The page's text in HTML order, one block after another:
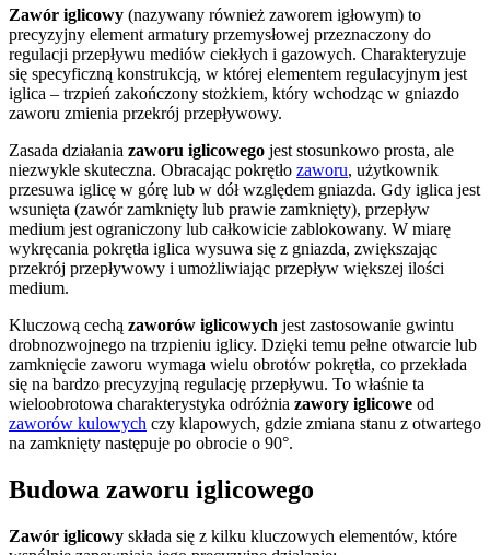
Zawór iglicowy (nazywany również zaworem igłowym) to
precyzyjny element armatury przemysłowej przeznaczony do
regulacji przepływu mediów ciekłych i gazowych. Charakteryzuje
się specyficzną konstrukcją, w której elementem regulacyjnym jest
iglica – trzpień zakończony stożkiem, który wchodząc w gniazdo
zaworu zmienia przekrój przepływowy.
Zasada działania zaworu iglicowego jest stosunkowo prosta, ale
niezwykle skuteczna. Obracając pokrętło zaworu, użytkownik
przesuwa iglicę w górę lub w dół względem gniazda. Gdy iglica jest
wsunięta (zawór zamknięty lub prawie zamknięty), przepływ
medium jest ograniczony lub całkowicie zablokowany. W miarę
wykręcania pokrętła iglica wysuwa się z gniazda, zwiększając
przekrój przepływowy i umożliwiając przepływ większej ilości
medium.
Kluczową cechą zaworów iglicowych jest zastosowanie gwintu
drobnozwojnego na trzpieniu iglicy. Dzięki temu pełne otwarcie lub
zamknięcie zaworu wymaga wielu obrotów pokrętła, co przekłada
się na bardzo precyzyjną regulację przepływu. To właśnie ta
wieloobrotowa charakterystyka odróżnia zawory iglicowe od
zaworów kulowych czy klapowych, gdzie zmiana stanu z otwartego
na zamknięty następuje po obrocie o 90°.
Budowa zaworu iglicowego
Zawór iglicowy składa się z kilku kluczowych elementów, które